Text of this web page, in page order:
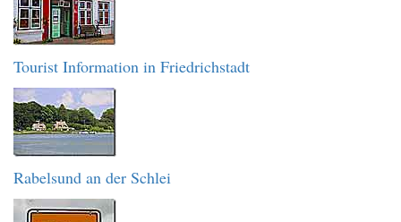
Tourist Information in Friedrichstadt
Rabelsund an der Schlei